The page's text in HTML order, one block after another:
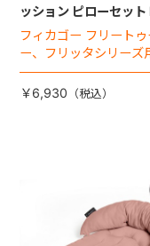
ッション ピローセット
フィカゴー フリートゥ
ー、フリッタシリーズ
ットカートマット登場
￥6,930